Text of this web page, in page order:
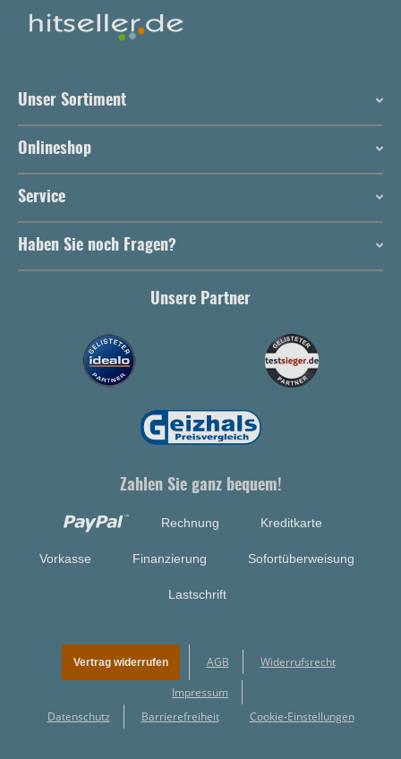
Unser Sortiment
Onlineshop
Service
Haben Sie noch Fragen?
Unsere Partner
Zahlen Sie ganz bequem!
Rechnung Kreditkarte
Vorkasse Finanzierung Sofortüberweisung
Lastschrift
Vertrag widerrufen AGB Widerrufsrecht
Impressum
Datenschutz
Barrierefreiheit Cookie-Einstellungen